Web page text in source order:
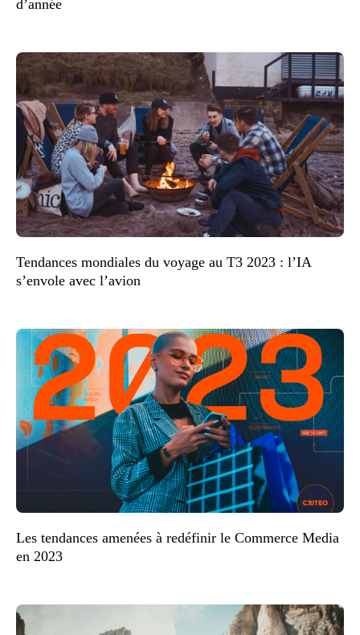
d’année
Tendances mondiales du voyage au T3 2023 : l’IA
s’envole avec l’avion
Les tendances amenées à redéfinir le Commerce Media
en 2023